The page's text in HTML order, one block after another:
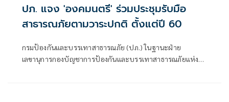
ปภ. แจง 'องคมนตรี' ร่วมประชุมรับมือ
สาธารณภัยตามวาระปกติ ตั้งแต่ปี 60
กรมป้องกันและบรรเทาสาธารณภัย (ปภ.) ในฐานะฝ่าย
เลขานุการกองบัญชาการป้องกันและบรรเทาสาธารณภัยแห่ง